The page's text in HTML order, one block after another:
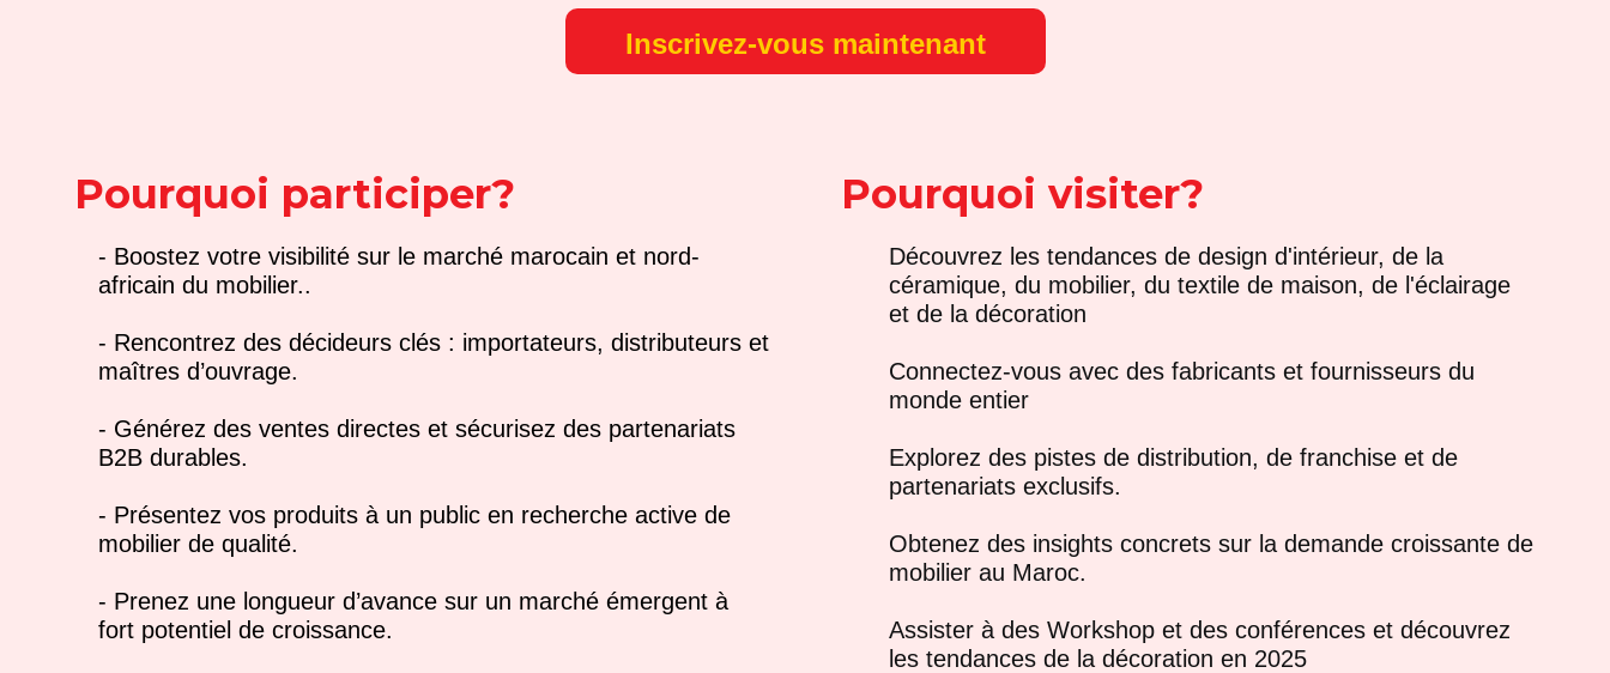
Inscrivez-vous maintenant
Pourquoi participer?
- Boostez votre visibilité sur le marché marocain et nord-
africain du mobilier..
- Rencontrez des décideurs clés : importateurs, distributeurs et
maîtres d’ouvrage.
- Générez des ventes directes et sécurisez des partenariats
B2B durables.
- Présentez vos produits à un public en recherche active de
mobilier de qualité.
- Prenez une longueur d’avance sur un marché émergent à
fort potentiel de croissance.
Pourquoi visiter?
Découvrez les tendances de design d'intérieur, de la
céramique, du mobilier, du textile de maison, de l'éclairage
et de la décoration
Connectez-vous avec des fabricants et fournisseurs du
monde entier
Explorez des pistes de distribution, de franchise et de
partenariats exclusifs.
Obtenez des insights concrets sur la demande croissante de
mobilier au Maroc.
Assister à des Workshop et des conférences et découvrez
les tendances de la décoration en 2025